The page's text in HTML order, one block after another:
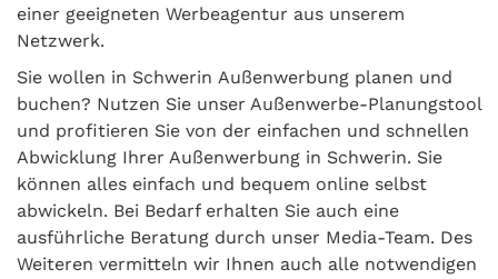
einer geeigneten Werbeagentur aus unserem
Netzwerk.
Sie wollen in Schwerin Außenwerbung planen und
buchen? Nutzen Sie unser Außenwerbe-Planungstool
und profitieren Sie von der einfachen und schnellen
Abwicklung Ihrer Außenwerbung in Schwerin. Sie
können alles einfach und bequem online selbst
abwickeln. Bei Bedarf erhalten Sie auch eine
ausführliche Beratung durch unser Media-Team. Des
Weiteren vermitteln wir Ihnen auch alle notwendigen